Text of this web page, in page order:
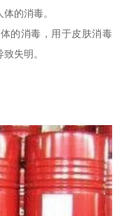
的消毒。
的消毒，用于皮肤消毒
失明。